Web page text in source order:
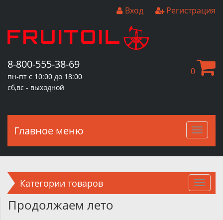
Вход Регистрация
8-800-555-38-69
пн-пт с 10:00 до 18:00
сб,вс - выходной
0
Главное меню
Категории товаров
Продолжаем лето